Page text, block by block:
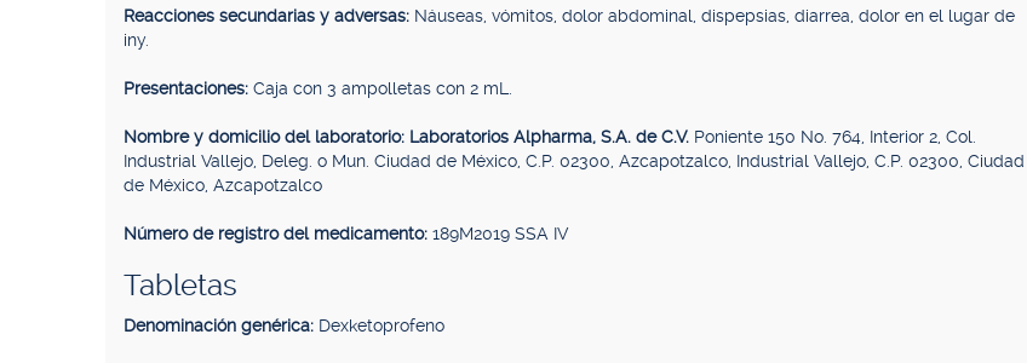
Reacciones secundarias y adversas: Náuseas, vómitos, dolor abdominal, dispepsias, diarrea, dolor en el lugar de
iny.
Presentaciones: Caja con 3 ampolletas con 2 mL.
Nombre y domicilio del laboratorio: Laboratorios Alpharma, S.A. de C.V. Poniente 150 No. 764, Interior 2, Col.
Industrial Vallejo, Deleg. o Mun. Ciudad de México, C.P. 02300, Azcapotzalco, Industrial Vallejo, C.P. 02300, Ciudad
de México, Azcapotzalco
Número de registro del medicamento: 189M2019 SSA IV
Tabletas
Denominación genérica: Dexketoprofeno